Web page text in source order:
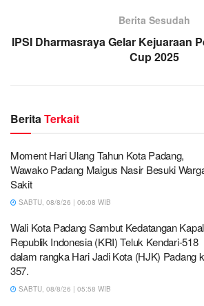
Berita Sesudah
IPSI Dharmasraya Gelar Kejuaraan
Cup 2025
BeritaTerkait
Moment Hari Ulang Tahun Kota Padang,
Wawako Padang Maigus Nasir Besuki
Sakit
SABTU, 08/8/26 | 06:08 WIB
Wali Kota Padang Sambut Kedatangan Kapal
Republik Indonesia (KRI) Teluk Kendari-518
dalam rangka Hari Jadi Kota (HJK) Padang
357.
SABTU, 08/8/26 | 05:58 WIB